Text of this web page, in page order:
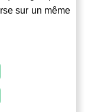
sur un même